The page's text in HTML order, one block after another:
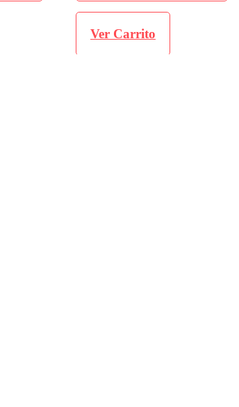
Ver Carrito